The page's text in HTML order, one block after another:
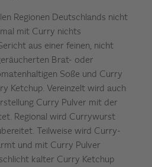
Regionen Deutschlands nicht
mit Curry nichts
aus einer feinen, nicht
Brat- oder
Soße und Curry
Ketchup. Vereinzelt wird auch
Curry Pulver mit der
Regional wird Currywurst
Teilweise wird Curry-
und mit Curry Pulver
kalter Curry Ketchup